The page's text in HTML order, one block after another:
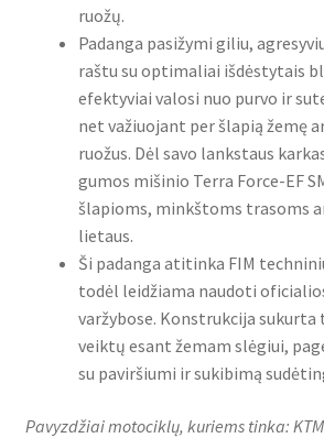
ruožų.
Padanga pasižymi giliu,
raštu su optimaliai išdėstytais
efektyviai valosi nuo purvo ir
net važiuojant per šlapią žemę
ruožus. Dėl savo lankstaus
gumos mišinio Terra Force-EF
šlapioms, minkštoms trasoms
lietaus.
Ši padanga atitinka FIM
todėl leidžiama naudoti
varžybose. Konstrukcija sukurta
veiktų esant žemam slėgiui,
su paviršiumi ir sukibimą
Pavyzdžiai motociklų, kuriems tinka: KTM